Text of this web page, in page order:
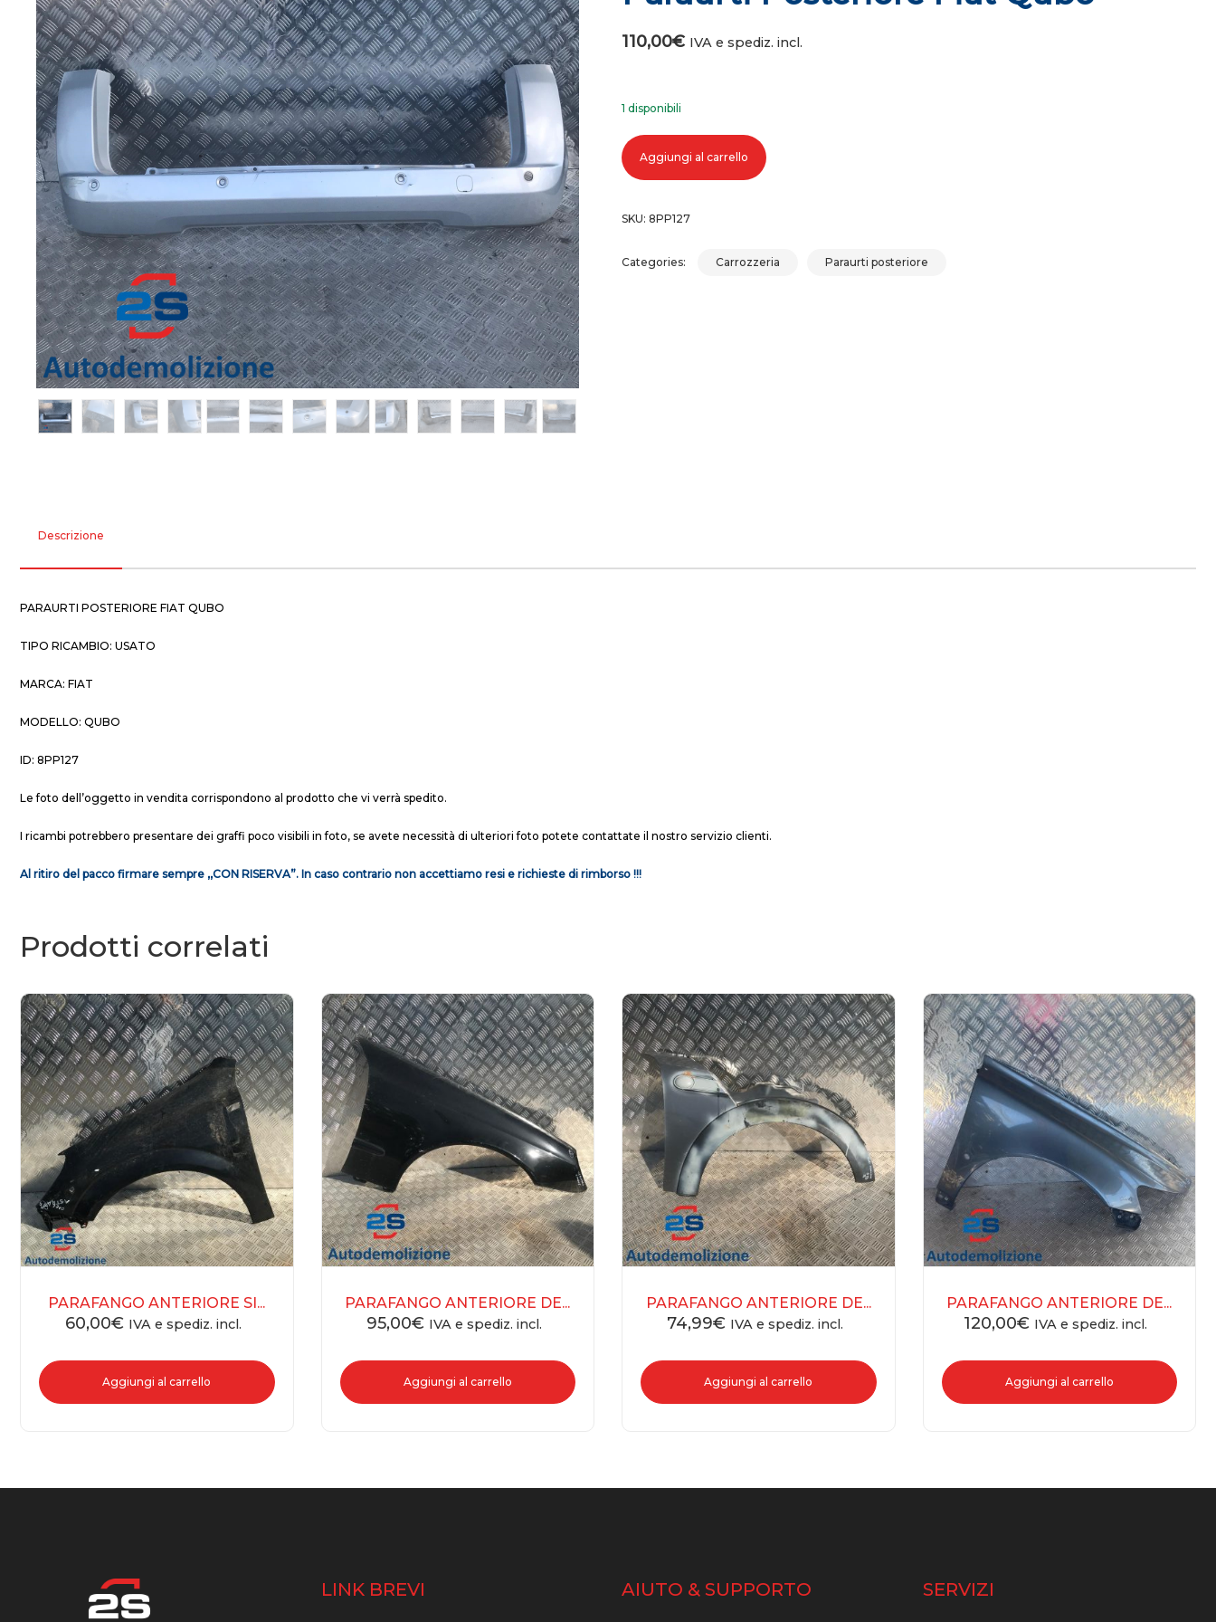
110,00€ IVA e spediz. incl.
1 disponibili
Paraurti posteriore fiat qubo quantità
Aggiungi al carrello
SKU: 8PP127
Categories: Carrozzeria Paraurti posteriore
Descrizione
PARAURTI POSTERIORE FIAT QUBO
TIPO RICAMBIO: USATO
MARCA: FIAT
MODELLO: QUBO
ID: 8PP127
Le foto dell’oggetto in vendita corrispondono al prodotto che vi verrà spedito.
I ricambi potrebbero presentare dei graffi poco visibili in foto, se avete necessità di ulteriori foto potete contattate il nostro servizio clienti.
Al ritiro del pacco firmare sempre ,,CON RISERVA”. In caso contrario non accettiamo resi e richieste di rimborso !!!
Prodotti correlati
PARAFANGO ANTERIORE SI...
60,00€ IVA e spediz. incl.
Aggiungi al carrello
PARAFANGO ANTERIORE DE...
95,00€ IVA e spediz. incl.
Aggiungi al carrello
PARAFANGO ANTERIORE DE...
74,99€ IVA e spediz. incl.
Aggiungi al carrello
PARAFANGO ANTERIORE DE...
120,00€ IVA e spediz. incl.
Aggiungi al carrello
LINK BREVI AIUTO & SUPPORTO SERVIZI